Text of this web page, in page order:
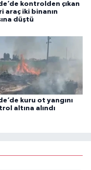
kontrolden çıkan
araç iki binanın
düştü
kuru ot yangını
altına alındı